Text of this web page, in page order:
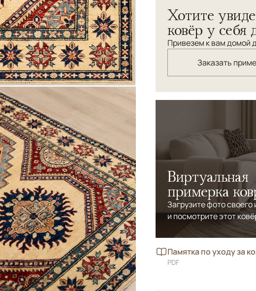
Использованы нити
растительного
Хотите
ковёр у себя
Привезем к вам домой
Заказать
Виртуальная
примерка
Загрузите фото своего
и посмотрите этот
Памятка по уходу за
PDF